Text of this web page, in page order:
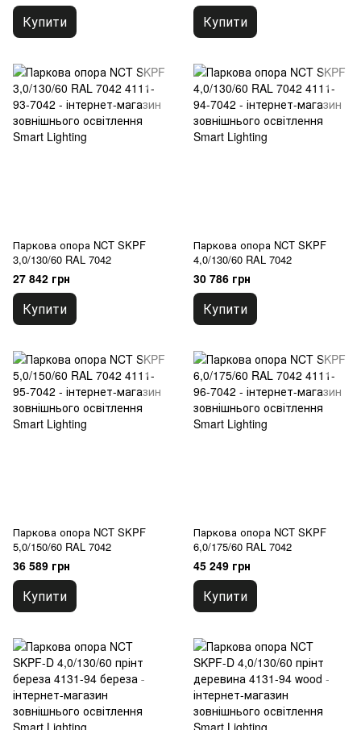
Купити Купити
Паркова опора NCT SKPF
3,0/130/60 RAL 7042
27 842 грн
Купити
Паркова опора NCT SKPF
4,0/130/60 RAL 7042
30 786 грн
Купити
Паркова опора NCT SKPF
5,0/150/60 RAL 7042
36 589 грн
Купити
Паркова опора NCT SKPF
6,0/175/60 RAL 7042
45 249 грн
Купити